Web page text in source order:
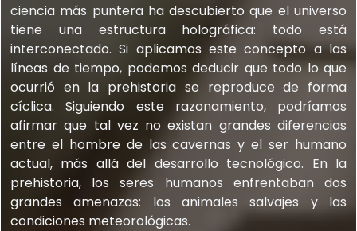
ciencia más puntera ha descubierto que el universo
tiene una estructura holográfica: todo está
interconectado. Si aplicamos este concepto a las
líneas de tiempo, podemos deducir que todo lo que
ocurrió en la prehistoria se reproduce de forma
cíclica. Siguiendo este razonamiento, podríamos
afirmar que tal vez no existan grandes diferencias
entre el hombre de las cavernas y el ser humano
actual, más allá del desarrollo tecnológico. En la
prehistoria, los seres humanos enfrentaban dos
grandes amenazas: los animales salvajes y las
condiciones meteorológicas.